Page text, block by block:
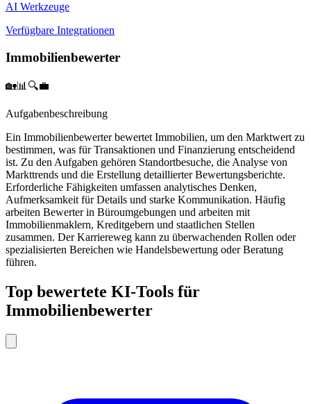
AI Werkzeuge
Verfügbare Integrationen
Immobilienbewerter
🏡📊🔍💼
Aufgabenbeschreibung
Ein Immobilienbewerter bewertet Immobilien, um den Marktwert zu
bestimmen, was für Transaktionen und Finanzierung entscheidend
ist. Zu den Aufgaben gehören Standortbesuche, die Analyse von
Markttrends und die Erstellung detaillierter Bewertungsberichte.
Erforderliche Fähigkeiten umfassen analytisches Denken,
Aufmerksamkeit für Details und starke Kommunikation. Häufig
arbeiten Bewerter in Büroumgebungen und arbeiten mit
Immobilienmaklern, Kreditgebern und staatlichen Stellen
zusammen. Der Karriereweg kann zu überwachenden Rollen oder
spezialisierten Bereichen wie Handelsbewertung oder Beratung
führen.
Top bewertete KI-Tools für
Immobilienbewerter